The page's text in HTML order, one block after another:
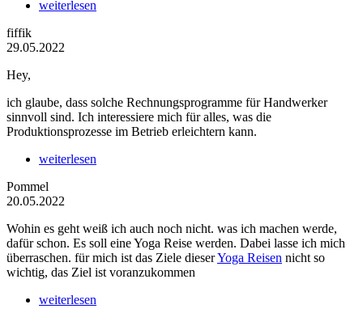
weiterlesen
fiffik
29.05.2022
Hey,
ich glaube, dass solche Rechnungsprogramme für Handwerker
sinnvoll sind. Ich interessiere mich für alles, was die
Produktionsprozesse im Betrieb erleichtern kann.
weiterlesen
Pommel
20.05.2022
Wohin es geht weiß ich auch noch nicht. was ich machen werde,
dafür schon. Es soll eine Yoga Reise werden. Dabei lasse ich mich
überraschen. für mich ist das Ziele dieserYoga Reisen nicht so
wichtig, das Ziel ist voranzukommen
weiterlesen